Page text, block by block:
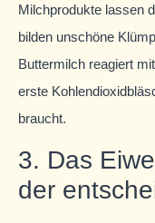
Milchprodukte lassen
bilden unschöne
Buttermilch reagiert
erste
braucht.
3. Das
der